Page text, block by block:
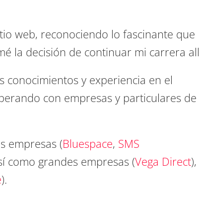
web, reconociendo lo fascinante que
la decisión de continuar mi carrera
conocimientos y experiencia en el
con empresas y particulares de
empresas (Bluespace, SMS
como grandes empresas (Vega Direct
).